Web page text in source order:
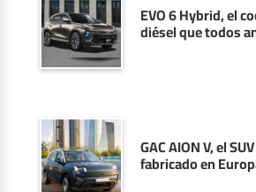
EVO 6 Hybrid, el
diésel que todos
GAC AION V, el
fabricado en